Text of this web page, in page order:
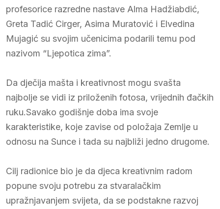
profesorice razredne nastave Alma Hadžiabdić,
Greta Tadić Cirger, Asima Muratović i Elvedina
Mujagić su svojim učenicima podarili temu pod
nazivom “Ljepotica zima”.
Da dječija mašta i kreativnost mogu svašta
najbolje se vidi iz priloženih fotosa, vrijednih đačkih
ruku.Savako godišnje doba ima svoje
karakteristike, koje zavise od položaja Zemlje u
odnosu na Sunce i tada su najbliži jedno drugome.
Cilj radionice bio je da djeca kreativnim radom
popune svoju potrebu za stvaralačkim
upražnjavanjem svijeta, da se podstakne razvoj